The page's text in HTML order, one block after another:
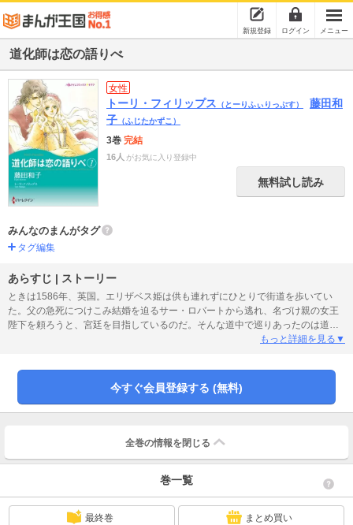
新規登録 ログイン メニュー
道化師は恋の語りべ
女性
トーリ・フィリップス （とーりふぃりっぷす）
藤田和
子 （ふじたかずこ）
3巻 完結
16人 がお気に入り登録中
無料試し読み
みんなのまんがタグ
タグ編集
あらすじ | ストーリー
ときは1586年、英国。エリザベス姫は供も連れずにひとりで街道を歩いてい
た。父の急死につけこみ結婚を迫るサー・ロバートから逃れ、名づけ親の女王
陛下を頼ろうと、宮廷を目指しているのだ。そんな道中で巡りあったのは道化
師タールトン。陽気で機転がきく彼に旅の護衛を頼んだ彼女は、追手をかわす
の逃避行が始まった。それは、想像もしなかった波乱に満ちた旅だった――！
もっと詳細を見る▼
今すぐ会員登録する (無料)
全巻の情報を 閉じる
巻一覧
最終巻 まとめ買い